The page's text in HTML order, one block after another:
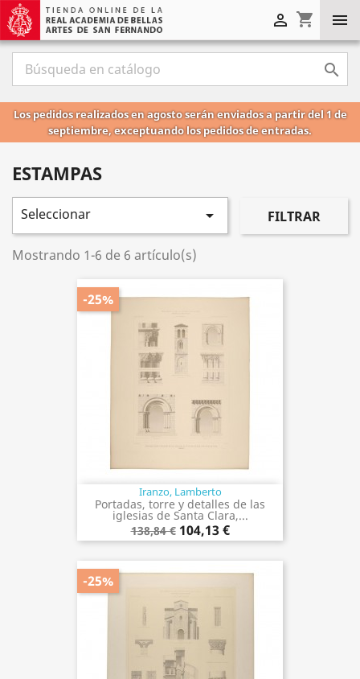

shopping_cart


Los pedidos realizados en agosto serán enviados a partir del 1 de
septiembre, exceptuando los pedidos de entradas.
ESTAMPAS
Seleccionar  FILTRAR
Mostrando 1-6 de 6 artículo(s)
Iranzo, Lamberto
Portadas, torre y detalles de las
iglesias de Santa Clara,...
138,84 € 104,13 €
-25%
-25%